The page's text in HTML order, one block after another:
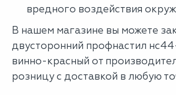
вредного воздействия
В нашем магазине вы можете
двусторонний профнастил
винно-красный от
розницу с доставкой в любую